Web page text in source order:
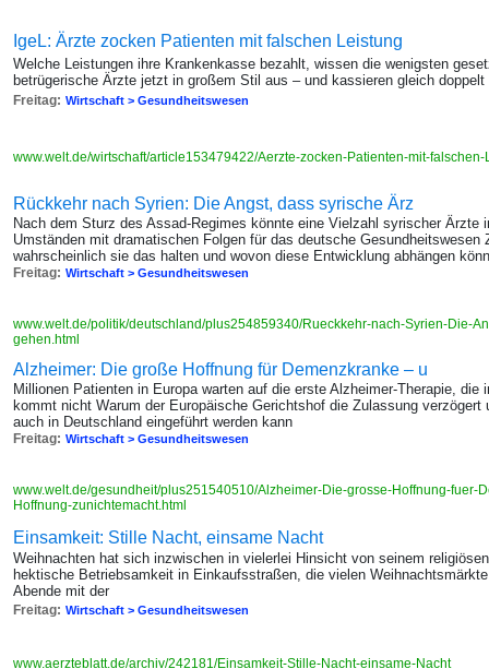
IgeL: Ärzte zocken Patienten mit falschen Leistung
Welche Leistungen ihre Krankenkasse bezahlt, wissen die wenigsten
betrügerische Ärzte jetzt in großem Stil aus – und kassieren gleich doppelt
Freitag: Wirtschaft > Gesundheitswesen
www.welt.de/wirtschaft/article153479422/Aerzte-zocken-Patienten-mit-
Rückkehr nach Syrien: Die Angst, dass syrische Ärz
Nach dem Sturz des Assad-Regimes könnte eine Vielzahl syrischer Ärzte
Umständen mit dramatischen Folgen für das deutsche
wahrscheinlich sie das halten und wovon diese Entwicklung abhängen
Freitag: Wirtschaft > Gesundheitswesen
www.welt.de/politik/deutschland/plus254859340/Rueckkehr-nach-Syrien-Die-
gehen.html
Alzheimer: Die große Hoffnung für Demenzkranke – u
Millionen Patienten in Europa warten auf die erste Alzheimer-Therapie, die
kommt nicht Warum der Europäische Gerichtshof die Zulassung
auch in Deutschland eingeführt werden kann
Freitag: Wirtschaft > Gesundheitswesen
www.welt.de/gesundheit/plus251540510/Alzheimer-Die-grosse-Hoffnung-fuer-
Hoffnung-zunichtemacht.html
Einsamkeit: Stille Nacht, einsame Nacht
Weihnachten hat sich inzwischen in vielerlei Hinsicht von seinem
hektische Betriebsamkeit in Einkaufsstraßen, die vielen
Abende mit der
Freitag: Wirtschaft > Gesundheitswesen
www.aerzteblatt.de/archiv/242181/Einsamkeit-Stille-Nacht-einsame-Nacht